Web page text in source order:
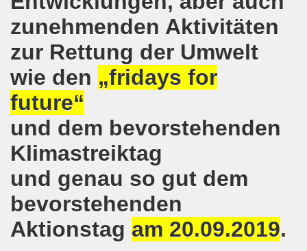
zunehmenden Aktivitäten
zur Rettung der Umwelt
wie den „fridays for
future“
und dem bevorstehenden
Klimastreiktag
und genau so gut dem
bevorstehenden
Aktionstag am 20.09.2019.
am 11.02.2019 - antifaschistische Demonstration
701. Montagsdemonstration Gelsenkirchen
stärken - jetzt erst recht!
wünscht allen Freundinnen und wünscht allen
Bewegung am 10.12.2018 mit gelben Westen und
feiert am 10.12.2018 die 700. Bürgerbewegung
Bewegung Gelsenkirchen mit Frank Oettler
Bewegung fordert am 03.12.2018: Freigabe des
Bewegung findet ausnahmsweise am 03.12.2018 in